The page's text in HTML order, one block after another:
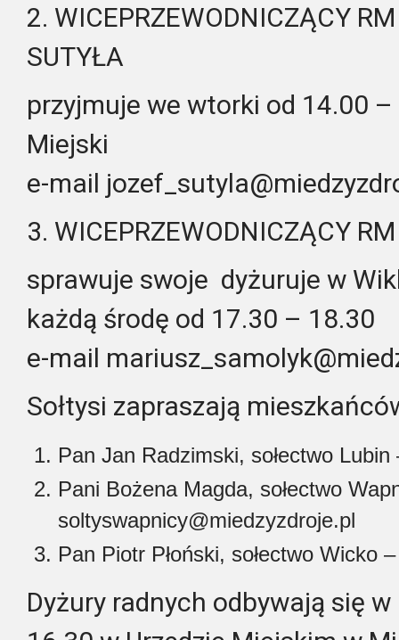
2. WICEPRZEWODNICZĄCY
SUTYŁA
przyjmuje we wtorki od 14.00
Miejski
e-mail
3. WICEPRZEWODNICZĄCY
sprawuje swoje dyżuruje w
każdą środę od 17.30 – 18.30
e-mail
Sołtysi zapraszają
Pan Jan Radzimski, sołectwo
Pani Bożena Magda, sołectwo
soltyswapnicy@miedzyzdroje.pl
Pan Piotr Płoński, sołectwo Wicko
Dyżury radnych odbywają się